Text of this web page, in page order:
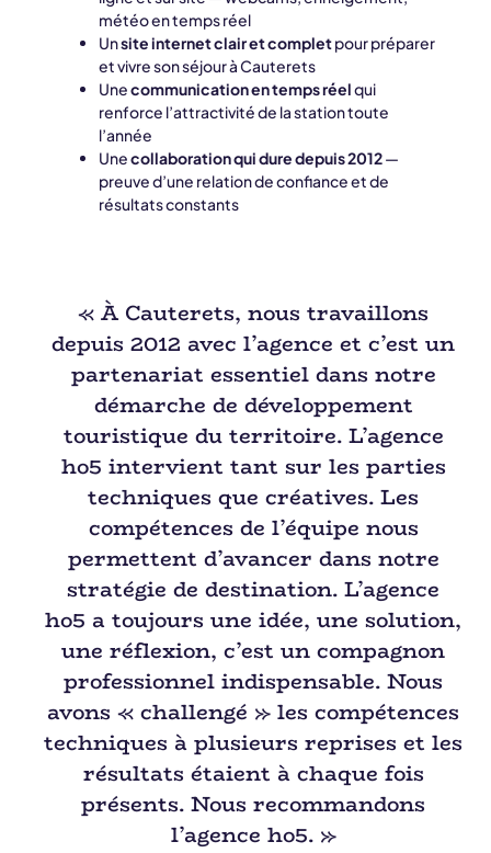
météo en temps réel
Unsite internet clair et completpour préparer
et vivre son séjour à Cauterets
Unecommunication en temps réelqui
renforce l’attractivité de la station toute
l’année
Unecollaboration qui dure depuis 2012—
preuve d’une relation de confiance et de
résultats constants
« À Cauterets, nous travaillons
depuis 2012 avec l’agence et c’est un
partenariat essentiel dans notre
démarche de développement
touristique du territoire. L’agence
ho5 intervient tant sur les parties
techniques que créatives. Les
compétences de l’équipe nous
permettent d’avancer dans notre
stratégie de destination. L’agence
ho5 a toujours une idée, une solution,
une réflexion, c’est un compagnon
professionnel indispensable. Nous
avons « challengé » les compétences
techniques à plusieurs reprises et les
résultats étaient à chaque fois
présents. Nous recommandons
l’agence ho5. »